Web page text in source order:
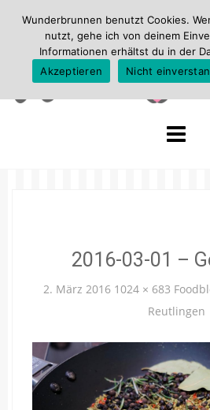
2016-03-01 –
2. März 2016 1024 × 683
Reutlingen
Wunderbrunnen benutzt Cookies.
nutzt, gehe ich von deinem
Informationen erhältst du in der
Akzeptieren
Nicht